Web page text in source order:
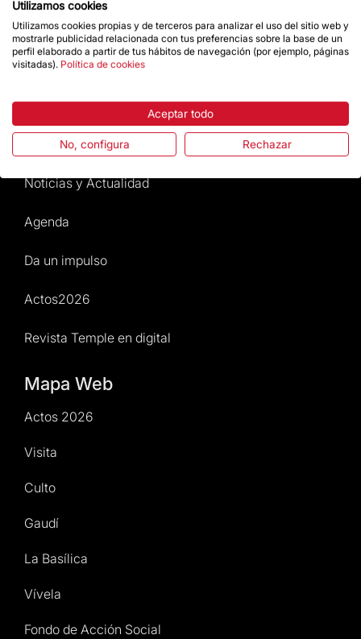
La Fundación
Preguntas frecuentes
Atención al Visitante
Normativa y condiciones de compra
Noticias y Actualidad
Agenda
Da un impulso
Actos2026
Revista Temple en digital
Mapa Web
Actos 2026
Visita
Culto
Gaudí
La Basílica
Vívela
Fondo de Acción Social
Utilizamos cookies
Utilizamos cookies propias y de terceros para analizar el uso del sitio web y
mostrarle publicidad relacionada con tus preferencias sobre la base de un
perfil elaborado a partir de tus hábitos de navegación (por ejemplo, páginas
visitadas). Política de cookies
Aceptar todo
No, configura Rechazar